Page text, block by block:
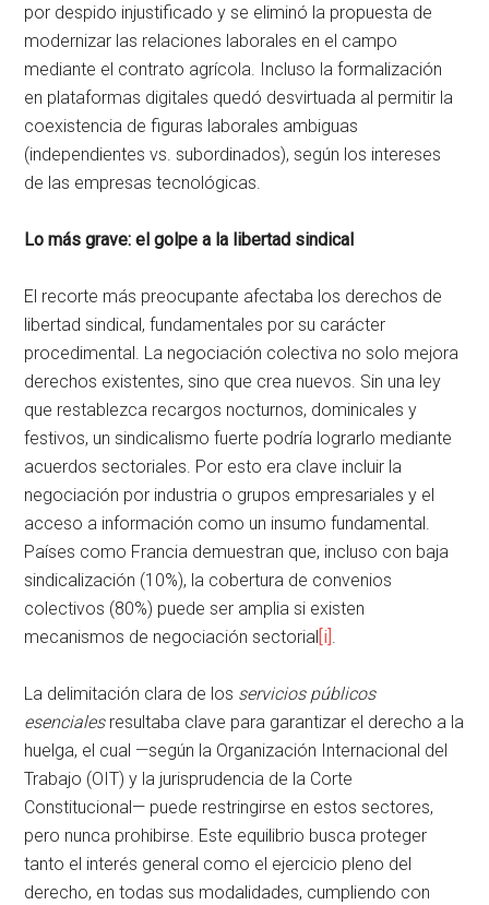
por despido injustificado y se eliminó la propuesta de
modernizar las relaciones laborales en el campo
mediante el contrato agrícola. Incluso la formalización
en plataformas digitales quedó desvirtuada al permitir la
coexistencia de figuras laborales ambiguas
(independientes vs. subordinados), según los intereses
de las empresas tecnológicas.
Lo más grave: el golpe a la libertad sindical
El recorte más preocupante afectaba los derechos de
libertad sindical, fundamentales por su carácter
procedimental. La negociación colectiva no solo mejora
derechos existentes, sino que crea nuevos. Sin una ley
que restablezca recargos nocturnos, dominicales y
festivos, un sindicalismo fuerte podría lograrlo mediante
acuerdos sectoriales. Por esto era clave incluir la
negociación por industria o grupos empresariales y el
acceso a información como un insumo fundamental.
Países como Francia demuestran que, incluso con baja
sindicalización (10%), la cobertura de convenios
colectivos (80%) puede ser amplia si existen
mecanismos de negociación sectorial[i].
La delimitación clara de los servicios públicos
esencialesresultaba clave para garantizar el derecho a la
huelga, el cual —según la Organización Internacional del
Trabajo (OIT) y la jurisprudencia de la Corte
Constitucional— puede restringirse en estos sectores,
pero nunca prohibirse. Este equilibrio busca proteger
tanto el interés general como el ejercicio pleno del
derecho, en todas sus modalidades, cumpliendo con